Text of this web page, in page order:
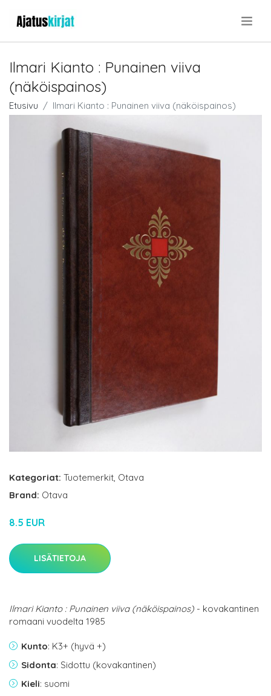
Ilmari Kianto : Punainen viiva
(näköispainos)
Etusivu Ilmari Kianto : Punainen viiva (näköispainos)
Kategoriat: Tuotemerkit, Otava
Brand: Otava
8.5 EUR
LISÄTIETOJA
Ilmari Kianto : Punainen viiva (näköispainos) - kovakantinen
romaani vuodelta 1985
Kunto: K3+ (hyvä +)
Sidonta: Sidottu (kovakantinen)
Kieli: suomi